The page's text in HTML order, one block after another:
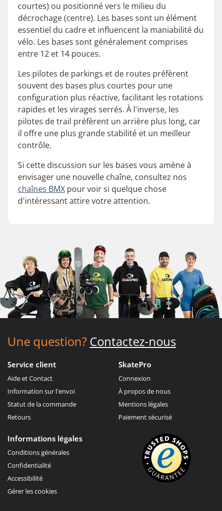
courtes) ou positionné vers le milieu du
décrochage (centre). Les bases sont un élément
essentiel du cadre et influencent la maniabilité du
vélo. Les bases sont généralement comprises
entre 12 et 14 pouces.
Les pilotes de parkings et de routes préfèrent
souvent des bases plus courtes pour une
configuration plus réactive, facilitant les rotations
rapides et les virages serrés. À l'inverse, les
pilotes de trail préfèrent un arrière plus long, car
il offre une plus grande stabilité et un meilleur
contrôle.
Si cette discussion sur les bases vous amène à
envisager une nouvelle chaîne, consultez nos
chaînes BMX pour voir si quelque chose
d'intéressant attire votre attention.
Une question? Contactez-nous
Service client
Aide et Contact
Information sur l'envoi
Statut de la commande
Retours
SkatePro
Connexion
À propos de nous
Mentions légales
Paiement sécurisé
Informations légales
Conditions générales
Confidentialité
Accessibilité
Gérer les cookies